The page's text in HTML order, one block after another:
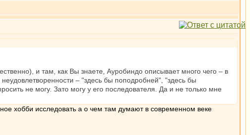
и там, как Вы знаете, Ауробиндо описывает много чего – в
– "здесь бы поподробней", "здесь бы
не могу. Зато могу у его последователя. Да и не только мне
хобби исследовать а о чем там думают в современном веке